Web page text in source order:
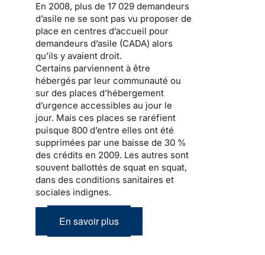
En 2008, plus de 17 029 demandeurs
d’asile ne se sont pas vu proposer de
place en centres d’accueil pour
demandeurs d’asile (CADA) alors
qu’ils y avaient droit.
Certains parviennent à être
hébergés par leur communauté ou
sur des places d’hébergement
d’urgence accessibles au jour le
jour. Mais ces places se raréfient
puisque 800 d’entre elles ont été
supprimées par une baisse de 30 %
des crédits en 2009. Les autres sont
souvent ballottés de squat en squat,
dans des conditions sanitaires et
sociales indignes.
En savoir plus